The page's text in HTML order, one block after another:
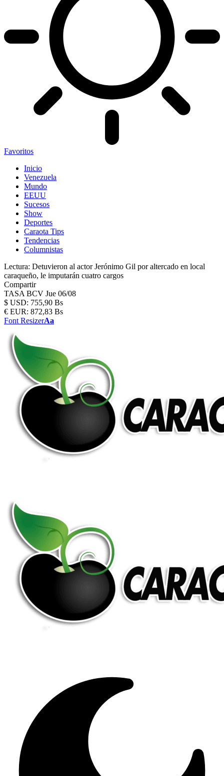
Favoritos
Inicio
Venezuela
Mundo
EEUU
Sucesos
Show
Deportes
Caraota Tips
Tendencias
Columnistas
Lectura: Detuvieron al actor Jerónimo Gil por altercado en local
caraqueño, le imputarán cuatro cargos
Compartir
TASA BCV Jue 06/08
$ USD: 755,90 Bs
€ EUR: 872,83 Bs
Font ResizerAa